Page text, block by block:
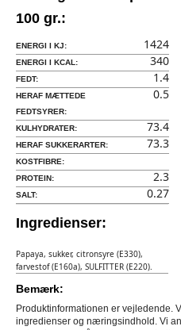
100 gr.:
ENERGI I KJ: 1424
ENERGI I KCAL: 340
FEDT: 1.4
HERAF MÆTTEDE
FEDTSYRER:
0.5
KULHYDRATER: 73.4
HERAF SUKKERARTER: 73.3
KOSTFIBRE:
PROTEIN:
2.3
SALT: 0.27
Ingredienser:
Papaya, sukker, citronsyre (E330),
farvestof (E160a), SULFITTER (E220).
Bemærk:
Produktinformationen er vejledende.
ingredienser og næringsindhold. Vi